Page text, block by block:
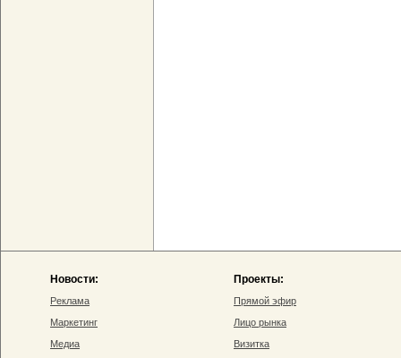
Новости:
Реклама
Маркетинг
Медиа
Проекты:
Прямой эфир
Лицо рынка
Визитка